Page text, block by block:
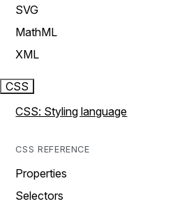
SVG
MathML
XML
CSS
CSS: Styling language
CSS REFERENCE
Properties
Selectors